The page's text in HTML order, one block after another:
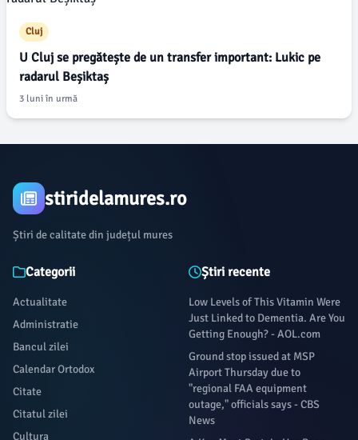
Cluj
U Cluj se pregătește de un transfer important: Lukic pe
radarul Beșiktaș
3 luni în urmă
stiridelamures.ro
Știri de calitate din județul mures
Categorii
Actualitate
Administratie
Bancul zilei
Calendar Ortodox
Citate
Citatul zilei
Cultura
Știri recente
Low Levels of This Vitamin Were
Just Linked to Dementia. Are You
Getting Enough? - AOL.com
Ground stop issued at MSP
Airport Thursday due to
"regional FAA equipment
outage," officials says - CBS
News